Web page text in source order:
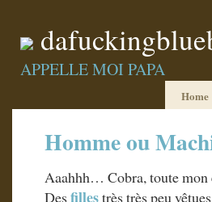
APPELLE MOI PAPA
Home
Homme ou
Aaahhh… Cobra, toute mon
Desfillestrès très peu